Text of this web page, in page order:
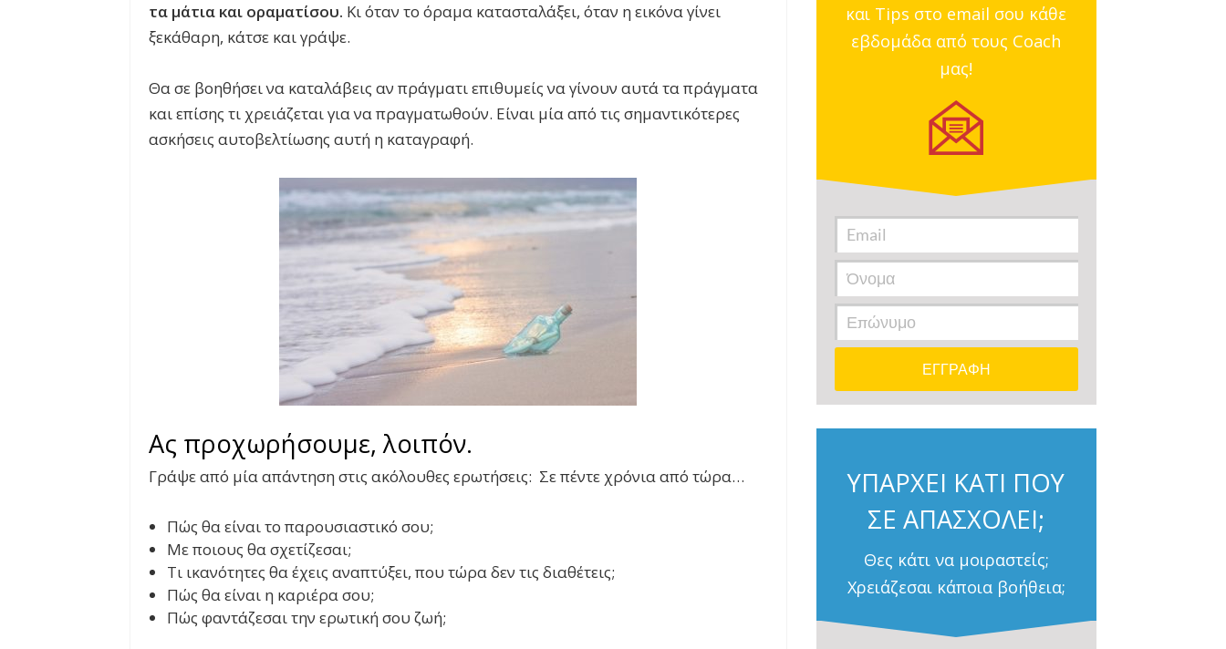
τα μάτια και οραματίσου. Κι όταν το όραμα κατασταλάξει, όταν η εικόνα γίνει
ξεκάθαρη, κάτσε και γράψε.
Θα σε βοηθήσει να καταλάβεις αν πράγματι επιθυμείς να γίνουν αυτά τα πράγματα
και επίσης τι χρειάζεται για να πραγματωθούν. Είναι μία από τις σημαντικότερες
ασκήσεις αυτοβελτίωσης αυτή η καταγραφή.
Ας προχωρήσουμε, λοιπόν.
Γράψε από μία απάντηση στις ακόλουθες ερωτήσεις: Σε πέντε χρόνια από τώρα…
Πώς θα είναι το παρουσιαστικό σου;
Με ποιους θα σχετίζεσαι;
Τι ικανότητες θα έχεις αναπτύξει, που τώρα δεν τις διαθέτεις;
Πώς θα είναι η καριέρα σου;
Πώς φαντάζεσαι την ερωτική σου ζωή;
και Tips στο email σου κάθε
εβδομάδα από τους Coach
μας!
ΥΠΑΡΧΕΙ ΚΑΤΙ ΠΟΥ
ΣΕ ΑΠΑΣΧΟΛΕΙ;
Θες κάτι να μοιραστείς;
Χρειάζεσαι κάποια βοήθεια;